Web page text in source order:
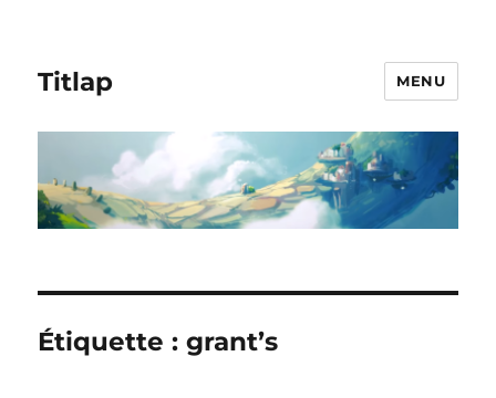
Titlap MENU
Étiquette :grant’s